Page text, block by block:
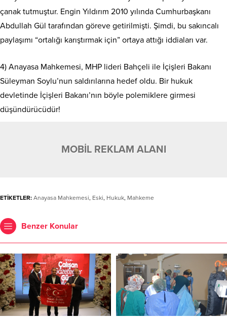
çanak tutmuştur. Engin Yıldırım 2010 yılında Cumhurbaşkanı
Abdullah Gül tarafından göreve getirilmişti. Şimdi, bu sakıncalı
paylaşımı “ortalığı karıştırmak için” ortaya attığı iddiaları var.
4) Anayasa Mahkemesi, MHP lideri Bahçeli ile İçişleri Bakanı
Süleyman Soylu’nun saldırılarına hedef oldu. Bir hukuk
devletinde İçişleri Bakanı’nın böyle polemiklere girmesi
düşündürücüdür!
MOBİL REKLAM ALANI
ETİKETLER: Anayasa Mahkemesi, Eski, Hukuk, Mahkeme
Benzer Konular